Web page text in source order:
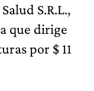
S.R.L.,
que dirige
por $ 11